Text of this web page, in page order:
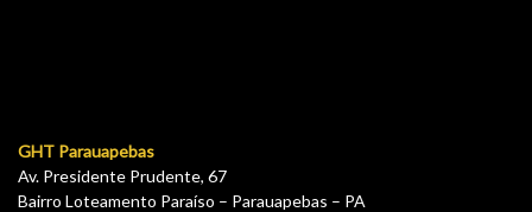
GHT Parauapebas
Av. Presidente Prudente, 67
Bairro Loteamento Paraíso – Parauapebas – PA